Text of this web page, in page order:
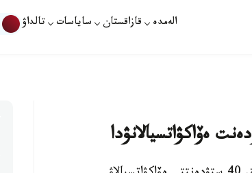
الەمدە قازاقستان ساياسات تالداۋ